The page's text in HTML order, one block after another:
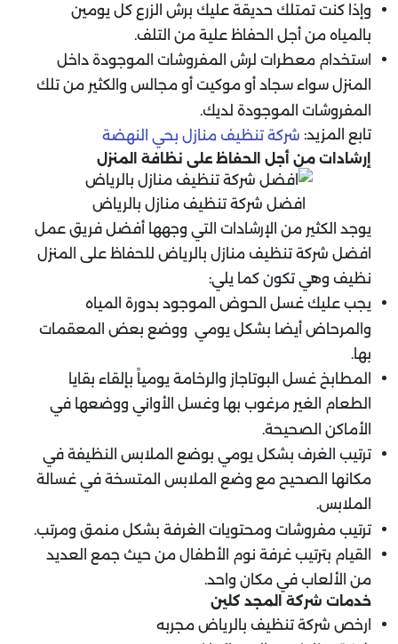
وإذا كنت تمتلك حديقة عليك برش الزرع كل يومين
بالمياه من أجل الحفاظ علية من التلف.
استخدام معطرات لرش المفروشات الموجودة داخل
المنزل سواء سجاد أو موكيت أو مجالس والكثير من تلك
المفروشات الموجودة لديك.
تابع المزيد: شركة تنظيف منازل بحي النهضة
إرشادات من أجل الحفاظ على نظافة المنزل
افضل شركة تنظيف منازل بالرياض
يوجد الكثير من الإرشادات التي وجهها أفضل فريق عمل
افضل شركة تنظيف منازل بالرياض للحفاظ على المنزل
نظيف وهي تكون كما يلي:
يجب عليك غسل الحوض الموجود بدورة المياه
والمرحاض أيضا بشكل يومي ووضع بعض المعقمات
بها.
المطابخ غسل البوتاجاز والرخامة يومياً بإلقاء بقايا
الطعام الغير مرغوب بها وغسل الأواني ووضعها في
الأماكن الصحيحة.
ترتيب الغرف بشكل يومي بوضع الملابس النظيفة في
مكانها الصحيح مع وضع الملابس المتسخة في غسالة
الملابس.
ترتيب مفروشات ومحتويات الغرفة بشكل منمق ومرتب.
القيام بترتيب غرفة نوم الأطفال من حيث جمع العديد
من الألعاب في مكان واحد.
خدمات شركة المجد كلين
ارخص شركة تنظيف بالرياض مجربه